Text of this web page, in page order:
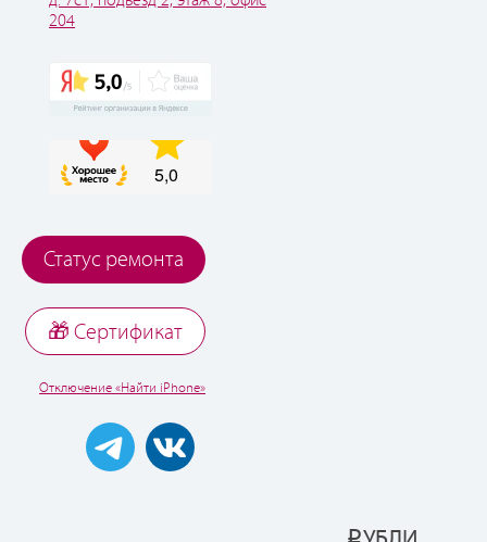
204
Статус ремонта
🎁 Cертификат
Отключение «Найти iPhone»
Р